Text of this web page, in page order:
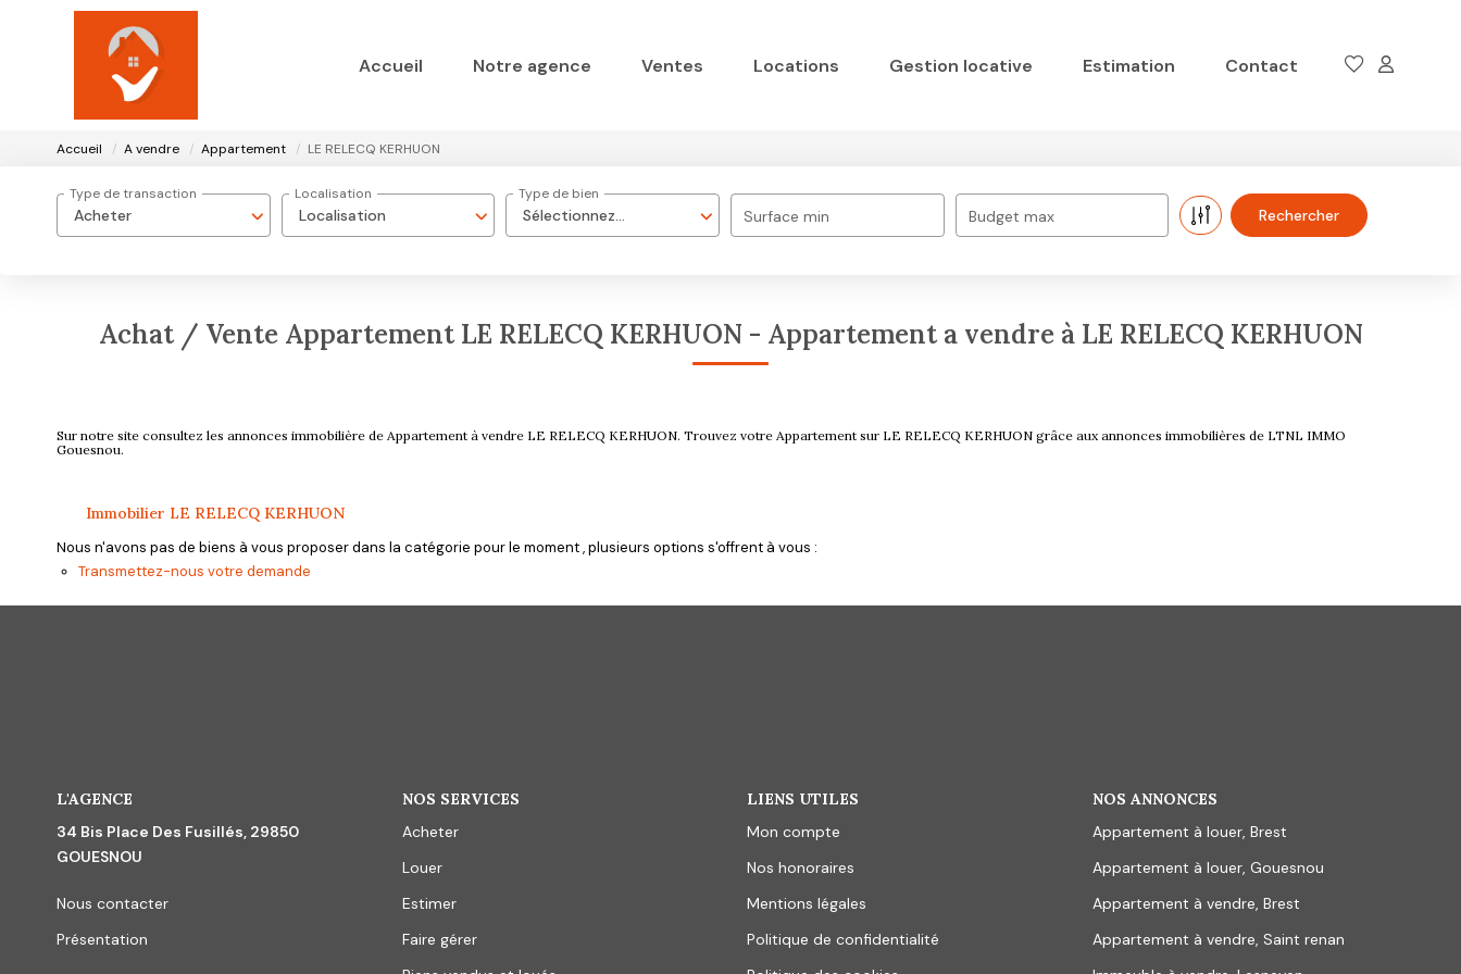
Accueil Notre agence Ventes Locations Gestion locative Estimation Contact
Accueil A vendre Appartement LE RELECQ KERHUON
Acheter
Type de transaction
Localisation
Localisation
Sélectionnez...
Type de bien
Surface min Budget max
Achat / Vente Appartement LE RELECQ KERHUON - Appartement a vendre à LE RELECQ KERHUON
Sur notre site consultez les annonces immobilière de Appartement à vendre LE RELECQ KERHUON. Trouvez votre Appartement sur LE RELECQ KERHUON grâce aux annonces immobilières de LTNL IMMO
Gouesnou.
Immobilier LE RELECQ KERHUON
Nous n'avons pas de biens à vous proposer dans la catégorie pour le moment , plusieurs options s'offrent à vous :
Transmettez-nous votre demande
L'AGENCE
34 Bis Place Des Fusillés, 29850
GOUESNOU
Nous contacter
Présentation
NOS SERVICES
Acheter
Louer
Estimer
Faire gérer
LIENS UTILES
Mon compte
Nos honoraires
Mentions légales
Politique de confidentialité
NOS ANNONCES
Appartement à louer, Brest
Appartement à louer, Gouesnou
Appartement à vendre, Brest
Appartement à vendre, Saint renan